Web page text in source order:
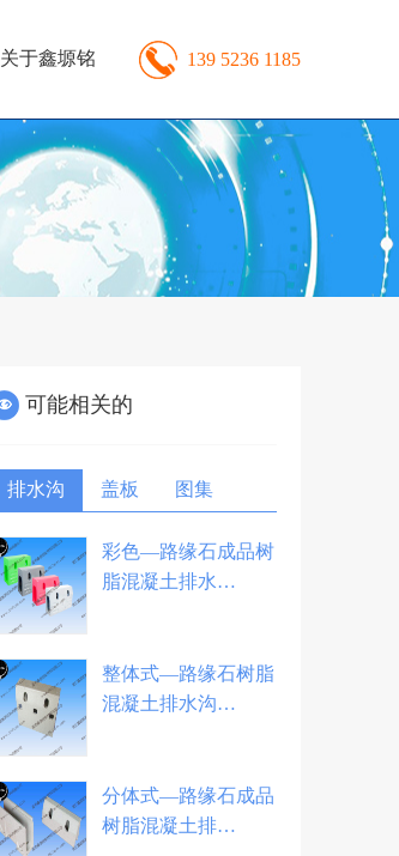
139 5236 1185
关于鑫塬铭
可能相关的
排水沟 盖板 图集
彩色—路缘石成品树
脂混凝土排水…
整体式—路缘石树脂
混凝土排水沟…
分体式—路缘石成品
树脂混凝土排…